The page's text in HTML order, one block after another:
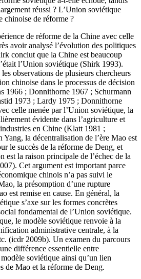
réussi ? L’Union soviétique
chinoise de réforme ?
de réforme de la Chine avec celle
avoir analysé l’évolution des politiques
conclut que la Chine est beaucoup
l’Union soviétique (Shirk 1993).
observations de plusieurs chercheurs
chinoise dans le processus de décision
1966 ; Donnithorne 1967 ; Schurmann
1973 ; Lardy 1975 ; Donnithorne
celle menée par l’Union soviétique, la
évidente dans l’agriculture et
en Chine (Klatt 1981 ;
la décentralisation de l’ère Mao est
le succès de la réforme de Deng, et
est la raison principale de l’échec de la
Cet argument est important parce
chinois n’a pas suivi le
la présomption d’une rupture
est remise en cause. En général, la
s’axe sur les formes concrètes
fondamental de l’Union soviétique.
le modèle soviétique renvoie à la
administrative centrale, à la
(icdr2009b). Un examen du parcours
différence essentielle entre
soviétique ainsi qu’un lien
de Mao et la réforme de Deng.